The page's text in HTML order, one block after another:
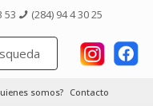
53 (284) 94 4 30 25
somos? Contacto